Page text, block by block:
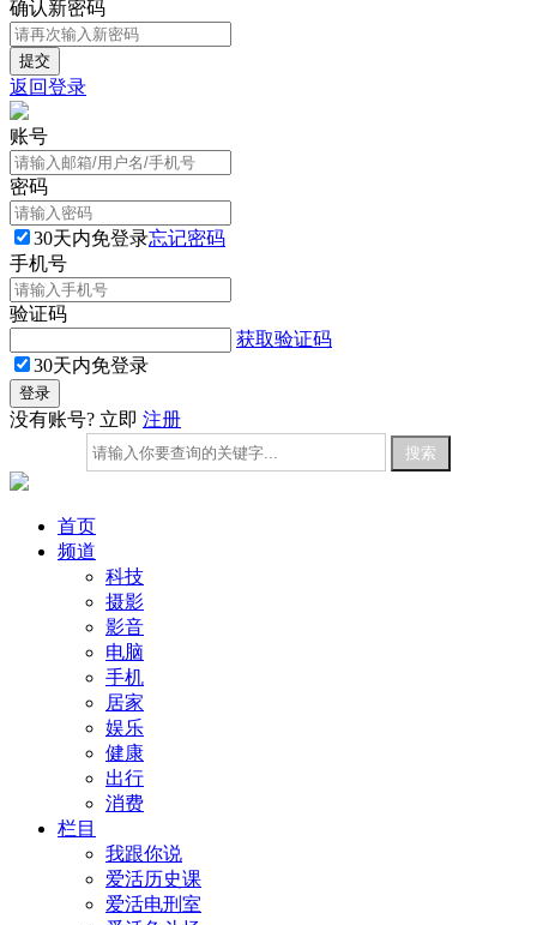
确认新密码
返回登录
账号
密码
30天内免登录忘记密码
手机号
验证码
获取验证码
30天内免登录
没有账号? 立即 注册
首页
频道
科技
摄影
影音
电脑
手机
居家
娱乐
健康
出行
消费
栏目
我跟你说
爱活历史课
爱活电刑室